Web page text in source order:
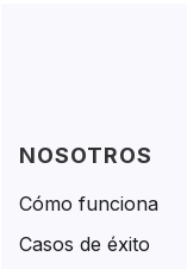
NOSOTROS
Cómo funciona
Casos de éxito